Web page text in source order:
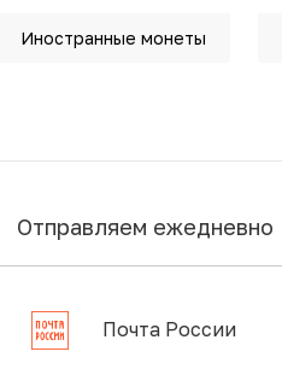
Иностранные монеты
Отправляем ежедневно
Почта России